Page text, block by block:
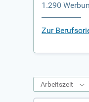
1.290
Zur
Arbeitszeit